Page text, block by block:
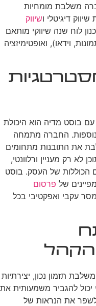
משלבת מומחיות
דיגיטלי ושיווק
לוח שנה שיווקי מותאם
וידאו), ואופטימיזציה
בוסט מדיה הוא היכולת
נוספות. החברה מתמחה
את התובנות מתחומים
לא רק מעניין ורלוונטי,
הכוללות של העסק. בוסט
של פרסום
עקבי ואפקטיבי בכל
תזמון נכון, יצירתיות
יכול להגביר משמעותית את
את הנראות של